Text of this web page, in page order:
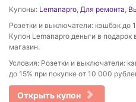
Купоны: Lemanapro, Для ремонта,
Розетки и выключатели: кэшбэк до
Купон Lemanapro деньги в подарок
магазин.
Условия: Розетки и выключатели:
до 15% при покупке от 10 000
Открыть купон